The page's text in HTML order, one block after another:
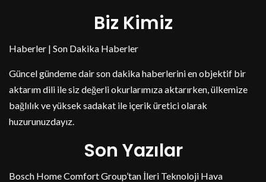
Biz Kimiz
Haberler | Son Dakika Haberler
Güncel gündeme dair son dakika haberlerini en objektif bir
aktarım dili ile siz değerli okurlarımıza aktarırken, ülkemize
bağlılık ve yüksek sadakat ile içerik üretici olarak
huzurunuzdayız.
Son Yazılar
Bosch Home Comfort Group’tan İleri Teknoloji Hava